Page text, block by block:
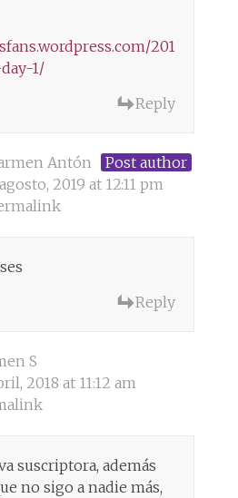
201
1/
Reply
Antón
Post author
2019 at 12:11 pm
Reply
S
2018 at 11:12 am
suscriptora, además
no sigo a nadie más,